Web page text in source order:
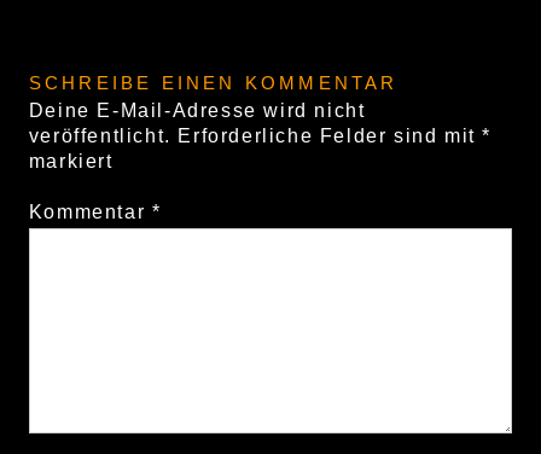
SCHREIBE EINEN KOMMENTAR
Deine E-Mail-Adresse wird nicht
veröffentlicht. Erforderliche Felder sind mit*
markiert
Kommentar *